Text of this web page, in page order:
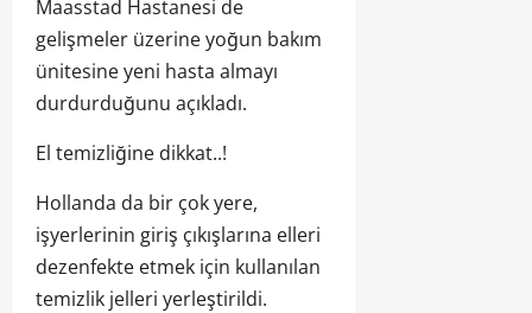
Maasstad Hastanesi de
gelişmeler üzerine yoğun bakım
ünitesine yeni hasta almayı
durdurduğunu açıkladı.
El temizliğine dikkat..!
Hollanda da bir çok yere,
işyerlerinin giriş çıkışlarına elleri
dezenfekte etmek için kullanılan
temizlik jelleri yerleştirildi.